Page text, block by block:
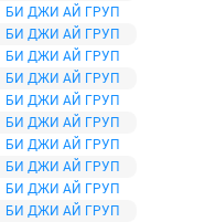
БИ ДЖИ АЙ ГРУП
БИ ДЖИ АЙ ГРУП
БИ ДЖИ АЙ ГРУП
БИ ДЖИ АЙ ГРУП
БИ ДЖИ АЙ ГРУП
БИ ДЖИ АЙ ГРУП
БИ ДЖИ АЙ ГРУП
БИ ДЖИ АЙ ГРУП
БИ ДЖИ АЙ ГРУП
БИ ДЖИ АЙ ГРУП